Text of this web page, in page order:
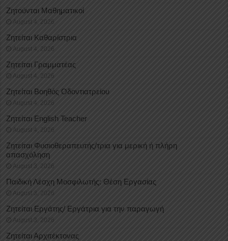
Ζητούνται Μαθηματικοί
August 4, 2026
Ζητείται Καθαρίστρια
August 4, 2026
Ζητείται Γραμματέας
August 4, 2026
Ζητείται Βοηθός Οδοντιατρείου
August 4, 2026
Ζητείται English Teacher
August 4, 2026
Ζητείται Φυσιοθεραπευτής/τρια για μερική ή πλήρη
απασχόληση
August 3, 2026
Παιδική Λέσχη Μοσφιλωτής: Θέση Εργασίας
August 3, 2026
Ζητείται Εργάτης/ Εργάτρια για την παραγωγή
August 3, 2026
Ζητείται Αρχιτέκτονας